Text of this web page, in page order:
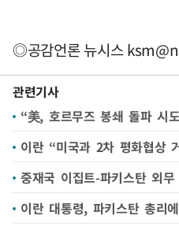
◎공감언론 뉴시스
관련기사
“美, 호르무즈 봉쇄 돌파 시
이란 대통령, 파키스탄 총리